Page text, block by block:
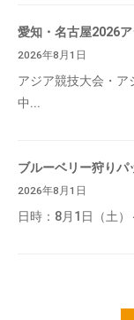
愛知・名古屋2026
2026年8月1日
アジア競技大会・
中...
ブルーベリー狩りパ
2026年8月1日
日時：8月1日（土